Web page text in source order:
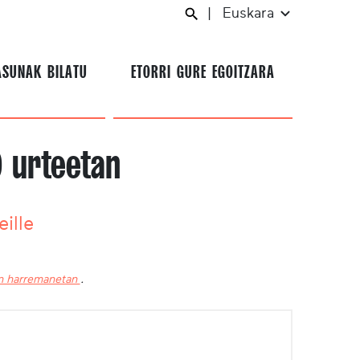
Euskara
BILATU ETORRI GURE EGOITZARA
urteetan
harremanetan .